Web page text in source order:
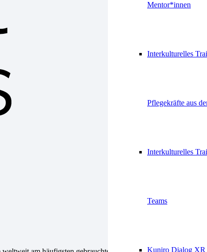
Mentor*innen
Interkulturelles
Pflegekräfte aus
Interkulturelles
Teams
Kuniro Dialog XR